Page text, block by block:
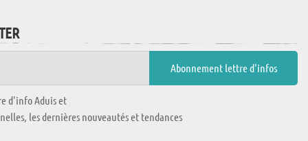
d'info Aduis et
les dernières nouveautés et tendances